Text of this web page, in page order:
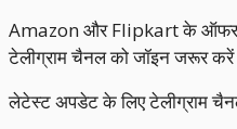
Amazon और Flipkart के ऑफर
टेलीग्राम चैनल को जॉइन जरूर करें
लेटेस्ट अपडेट के लिए टेलीग्राम